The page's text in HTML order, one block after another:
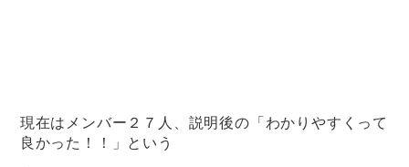
現在はメンバー２７人、説明後の「わかりやすくって
良かった！！」という